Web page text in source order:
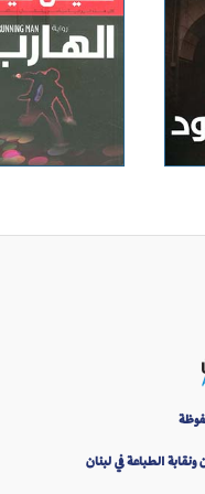
الطباعة في لبنان